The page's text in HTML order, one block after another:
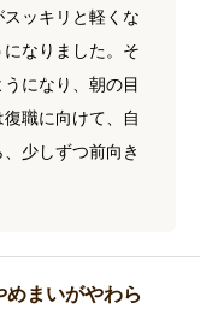
ッキリと軽くな
なりました。そ
になり、朝の目
職に向けて、自
少しずつ前向き
めまいがやわら